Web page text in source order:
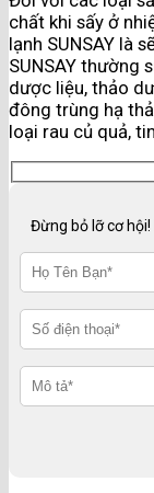
chất khi sấy ở
lạnh SUNSAY là
SUNSAY thường
dược liệu, thảo
đông trùng hạ
loại rau củ quả,
Đừng bỏ lỡ cơ